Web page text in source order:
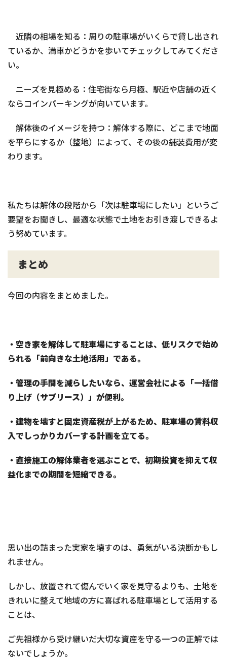
近隣の相場を知る：周りの駐車場がいくらで貸し出され
ているか、満車かどうかを歩いてチェックしてみてくださ
い。
ニーズを見極める：住宅街なら月極、駅近や店舗の近く
ならコインパーキングが向いています。
解体後のイメージを持つ：解体する際に、どこまで地面
を平らにするか（整地）によって、その後の舗装費用が変
わります。
私たちは解体の段階から「次は駐車場にしたい」というご
要望をお聞きし、最適な状態で土地をお引き渡しできるよ
う努めています。
まとめ
今回の内容をまとめました。
・空き家を解体して駐車場にすることは、低リスクで始め
られる「前向きな土地活用」である。
・管理の手間を減らしたいなら、運営会社による「一括借
り上げ（サブリース）」が便利。
・建物を壊すと固定資産税が上がるため、駐車場の賃料収
入でしっかりカバーする計画を立てる。
・直接施工の解体業者を選ぶことで、初期投資を抑えて収
益化までの期間を短縮できる。
思い出の詰まった実家を壊すのは、勇気がいる決断かもし
れません。
しかし、放置されて傷んでいく家を見守るよりも、土地を
きれいに整えて地域の方に喜ばれる駐車場として活用する
ことは、
ご先祖様から受け継いだ大切な資産を守る一つの正解では
ないでしょうか。